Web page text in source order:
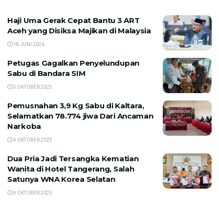
Haji Uma Gerak Cepat Bantu 3 ART
Aceh yang Disiksa Majikan di Malaysia
18 JUNI 2026
Petugas Gagalkan Penyelundupan
Sabu di Bandara SIM
5 OKTOBER 2025
Pemusnahan 3,9 Kg Sabu di Kaltara,
Selamatkan 78.774 jiwa Dari Ancaman
Narkoba
4 OKTOBER 2025
Dua Pria Jadi Tersangka Kematian
Wanita di Hotel Tangerang, Salah
Satunya WNA Korea Selatan
4 OKTOBER 2025